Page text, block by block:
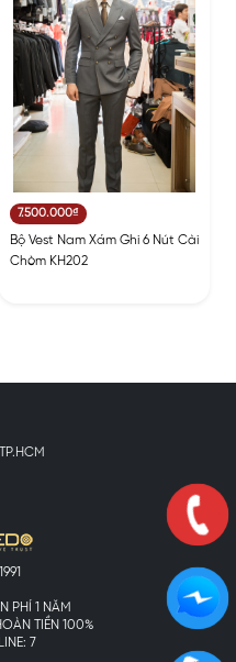
7.500.000₫
Bộ Vest Nam Xám Ghi 6 Nút Cài
Chòm KH202
PHÍ 1 NĂM
TIỀN 100%
7